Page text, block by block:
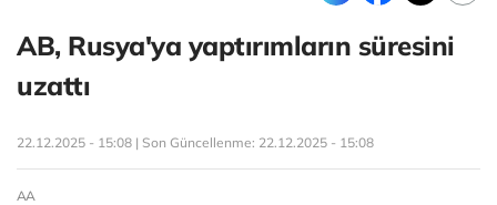
AB, Rusya'ya yaptırımların süresini
uzattı
22.12.2025 - 15:08 | Son Güncellenme: 22.12.2025 - 15:08
AA